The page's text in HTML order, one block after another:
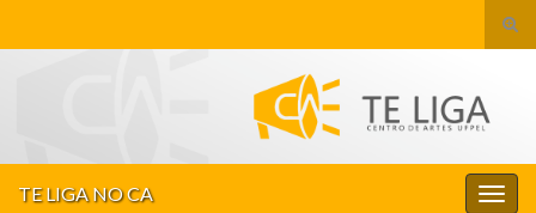
TE LIGA NO CA